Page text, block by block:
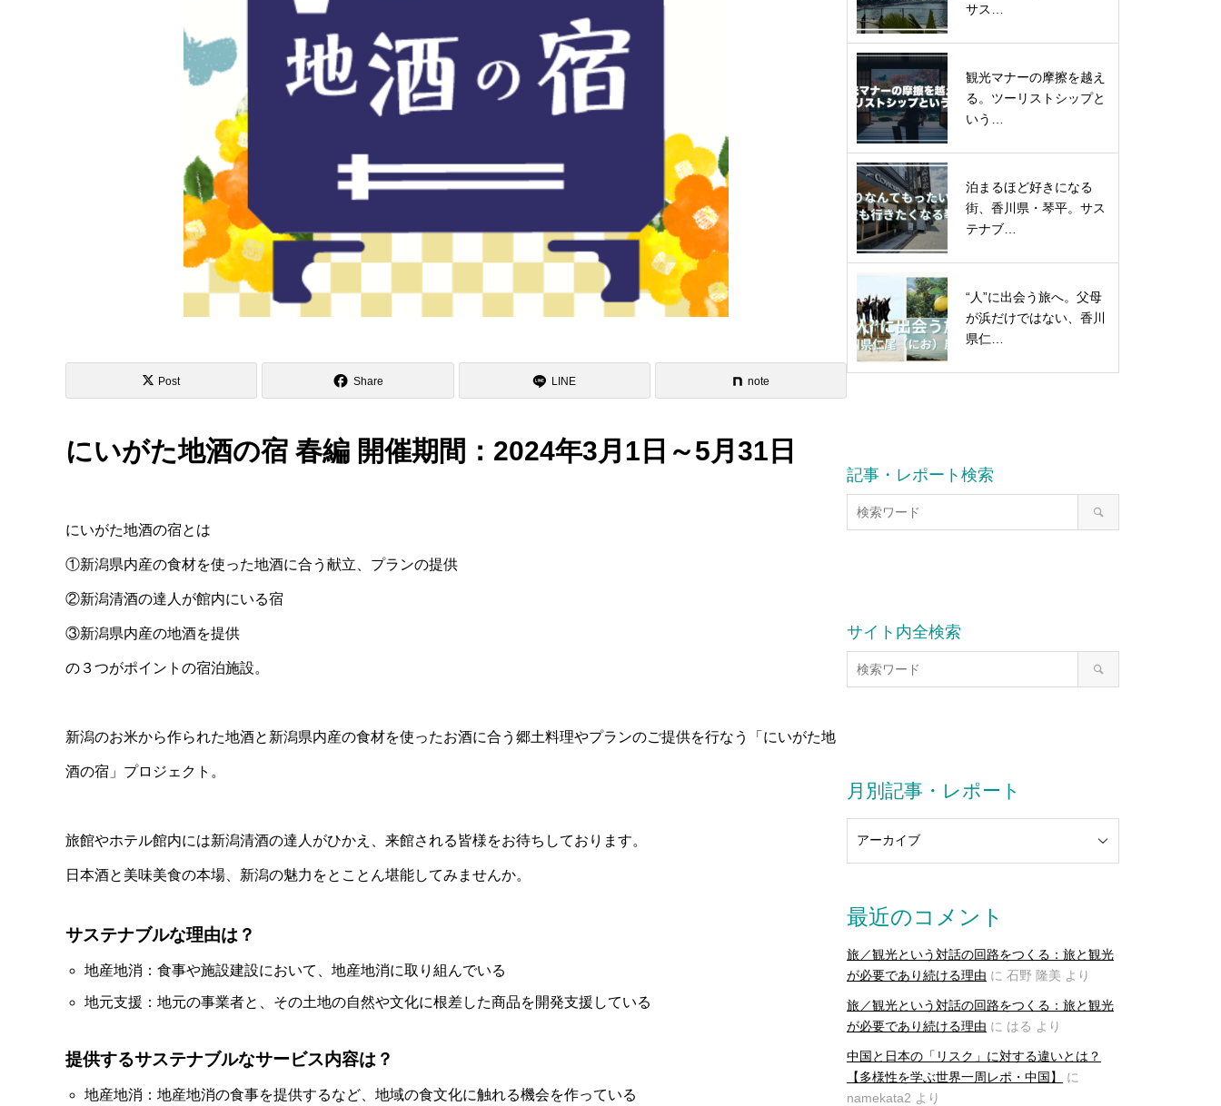
Post Share LINE note
にいがた地酒の宿 春編 開催期間：2024年3月1日～5月31日
にいがた地酒の宿とは
①新潟県内産の食材を使った地酒に合う献立、プランの提供
②新潟清酒の達人が館内にいる宿
③新潟県内産の地酒を提供
の３つがポイントの宿泊施設。
新潟のお米から作られた地酒と新潟県内産の食材を使ったお酒に合う郷土料理やプランのご提供を行なう「にいがた地
酒の宿」プロジェクト。
旅館やホテル館内には新潟清酒の達人がひかえ、来館される皆様をお待ちしております。
日本酒と美味美食の本場、新潟の魅力をとことん堪能してみませんか。
サステナブルな理由は？
地産地消：食事や施設建設において、地産地消に取り組んでいる
地元支援：地元の事業者と、その土地の自然や文化に根差した商品を開発支援している
提供するサステナブルなサービス内容は？
地産地消：地産地消の食事を提供するなど、地域の食文化に触れる機会を作っている
サス…
観光マナーの摩擦を越え
る。ツーリストシップと
いう…
泊まるほど好きになる
街、香川県・琴平。サス
テナブ…
“人”に出会う旅へ。父母
が浜だけではない、香川
県仁…
記事・レポート検索
サイト内全検索
月別記事・レポート
最近のコメント
旅／観光という対話の回路をつくる：旅と観光
が必要であり続ける理由 に 石野 隆美 より
旅／観光という対話の回路をつくる：旅と観光
が必要であり続ける理由 に はる より
中国と日本の「リスク」に対する違いとは？
【多様性を学ぶ世界一周レポ・中国】
に
namekata2 より